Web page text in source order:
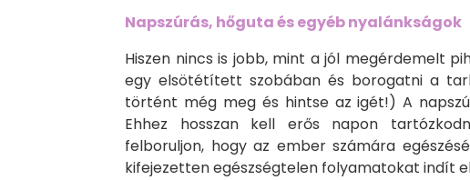
Napszúrás, hőguta és egyéb nyalánkságok
Hiszen nincs is jobb, mint a jól megérdemelt
egy elsötétített szobában és borogatni a
történt még meg és hintse az igét!) A
Ehhez hosszan kell erős napon
felboruljon, hogy az ember számára
kifejezetten egészségtelen folyamatokat indít